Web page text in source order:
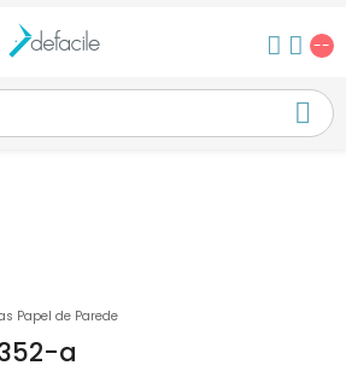
--
Papel de Parede
a